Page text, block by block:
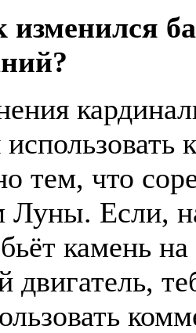
тем, что
Луны. Если,
камень
двигатель,